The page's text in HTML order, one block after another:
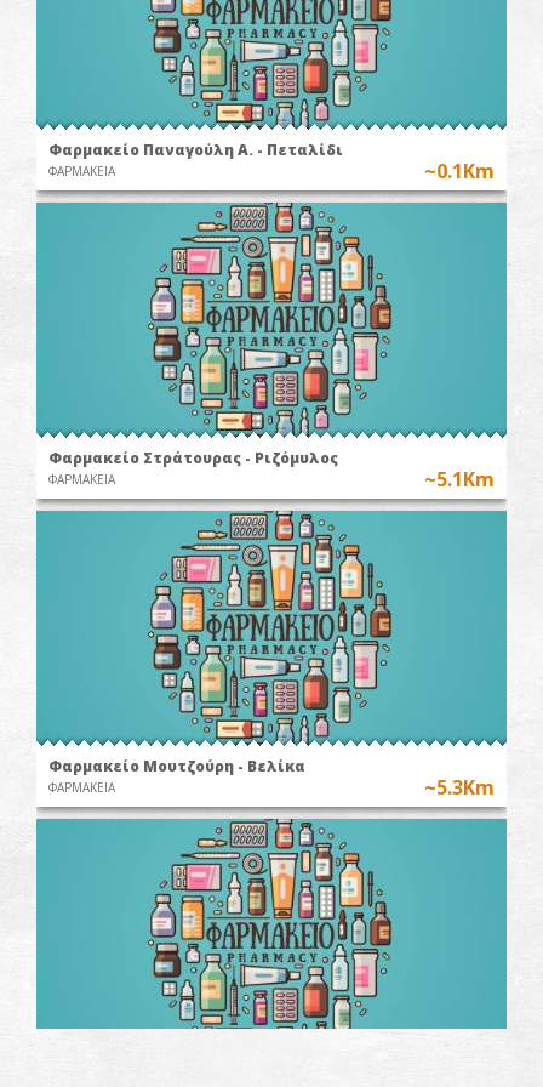
Φαρμακείο Παναγούλη Α. - Πεταλίδι
ΦΑΡΜΑΚΕΙΑ ~0.1Km
Φαρμακείο Στράτουρας - Ριζόμυλος
ΦΑΡΜΑΚΕΙΑ ~5.1Km
Φαρμακείο Μουτζούρη - Βελίκα
ΦΑΡΜΑΚΕΙΑ ~5.3Km